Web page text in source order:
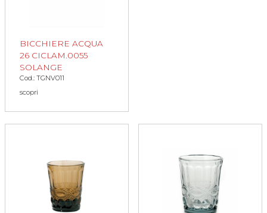
BICCHIERE ACQUA
26 CICLAM.0055
SOLANGE
Cod.: TGNV011
scopri